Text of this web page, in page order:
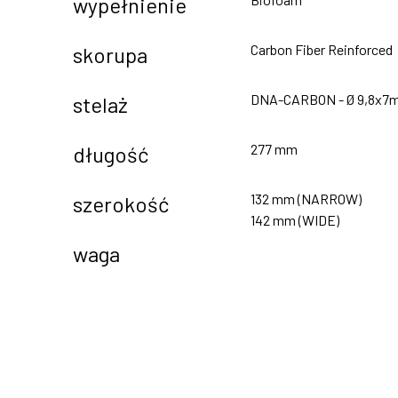
skorupa Carbon Fiber Reinforced
stelaż DNA-CARBON - Ø
długość 277 mm
szerokość
132 mm (NARROW)
142 mm (WIDE)
waga